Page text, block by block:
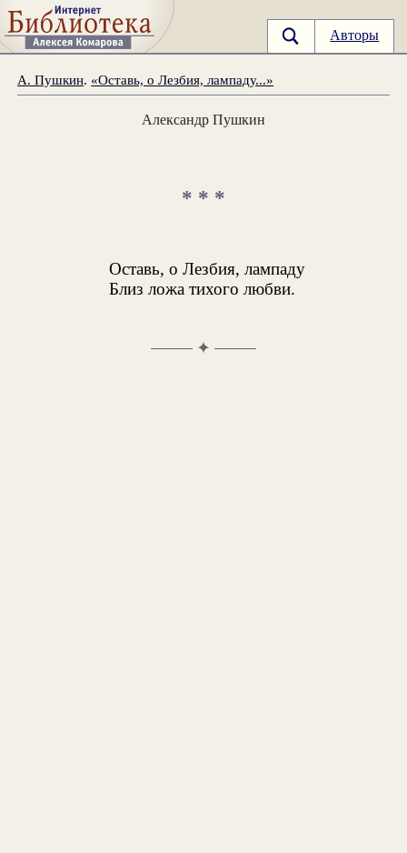
Авторы
А. Пушкин. «Оставь, о Лезбия, лампаду...»
Александр Пушкин
* * *
Оставь, о Лезбия, лампаду
Близ ложа тихого любви.
✦